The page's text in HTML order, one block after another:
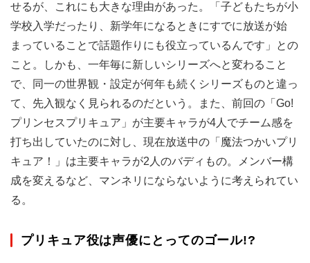
せるが、これにも大きな理由があった。「子どもたちが小
学校入学だったり、新学年になるときにすでに放送が始
まっていることで話題作りにも役立っているんです」との
こと。しかも、一年毎に新しいシリーズへと変わること
で、同一の世界観・設定が何年も続くシリーズものと違っ
て、先入観なく見られるのだという。また、前回の「Go!
プリンセスプリキュア」が主要キャラが4人でチーム感を
打ち出していたのに対し、現在放送中の「魔法つかいプリ
キュア！」は主要キャラが2人のバディもの。メンバー構
成を変えるなど、マンネリにならないように考えられてい
る。
プリキュア役は声優にとってのゴール!?